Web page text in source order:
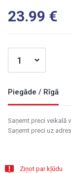
23.99
Piegāde / Rīgā
Saņemt preci veikalā
Saņemt preci uz
Ziņot par kļūdu